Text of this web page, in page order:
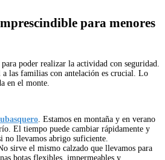
para menores
para poder realizar la actividad con seguridad.
las familias con antelación es crucial. Lo
en el monte.
. Estamos en montaña y en verano
El tiempo puede cambiar rápidamente y
no llevamos abrigo suficiente.
No sirve el mismo calzado que llevamos para
botas flexibles, impermeables y